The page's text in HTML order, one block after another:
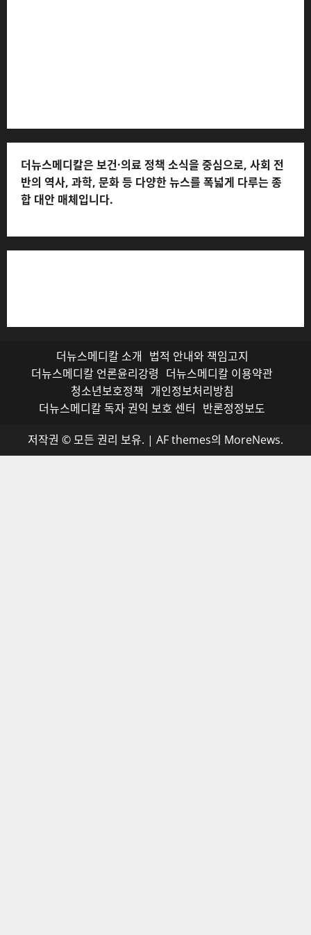
더뉴스메디칼은 보건·의료 정책 소식을 중심으로, 사회 전
반의 역사, 과학, 문화 등 다양한 뉴스를 폭넓게 다루는 종
합 대안 매체입니다.
더뉴스메디칼 소개 법적 안내와 책임고지
더뉴스메디칼 언론윤리강령 더뉴스메디칼 이용약관
청소년보호정책 개인정보처리방침
더뉴스메디칼 독자 권익 보호 센터 반론정정보도
저작권 © 모든 권리 보유. | AF themes의 MoreNews.